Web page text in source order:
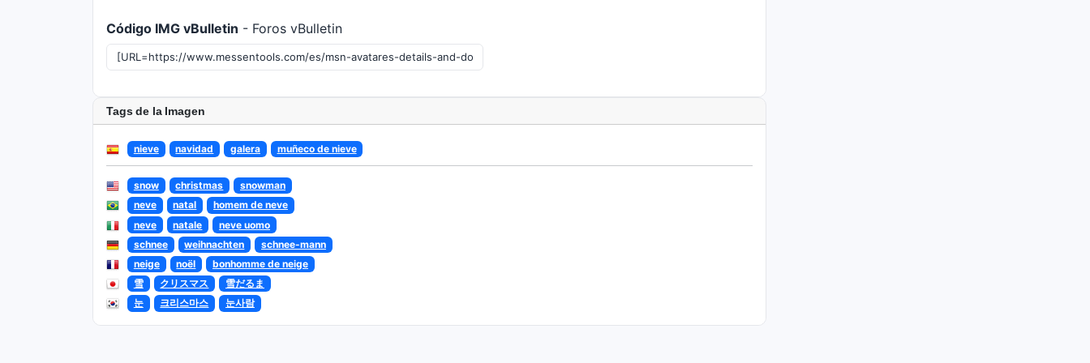
Código IMG vBulletin - Foros vBulletin
Tags de la Imagen
nieve navidad galera muñeco de nieve
snow christmas
snowman
neve
natal
homem de neve
neve
natale
neve uomo
schnee
weihnachten
schnee-mann
neige
noël
bonhomme de neige
雪
クリスマス
雪だるま
눈
크리스마스 눈사람